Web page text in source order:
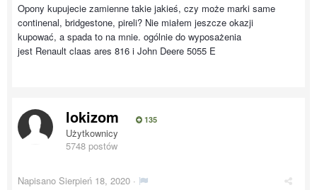
Opony kupujecie zamienne takie jakieś, czy może marki same
continenal, bridgestone, pireli? Nie miałem jeszcze okazji
kupować, a spada to na mnie. ogólnie do wyposażenia
jest Renault claas ares 816 i John Deere 5055 E
lokizom 135
Użytkownicy
5748 postów
Napisano Sierpień 18, 2020 ·